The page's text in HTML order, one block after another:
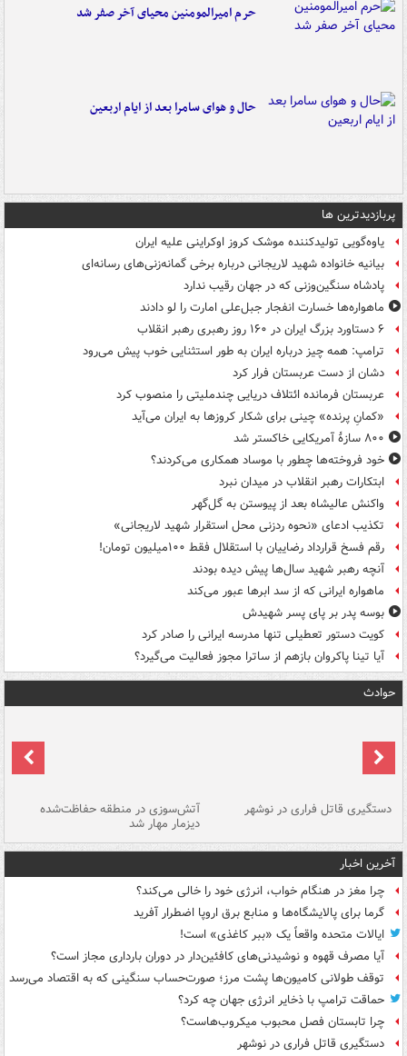
حرم امیرالمومنین محیای آخر صفر شد
حال و هوای سامرا بعد از ایام اربعین
پربازدیدترین ها
یاوه‌گویی تولیدکننده موشک کروز اوکراینی علیه ایران
بیانیه خانواده شهید لاریجانی درباره برخی گمانه‌زنی‌های رسانه‌ای
پادشاه سنگین‌وزنی که در جهان رقیب ندارد
ماهواره‌ها خسارت انفجار جبل‌علی امارت را لو دادند
۶ دستاورد بزرگ ایران در ۱۶۰ روز رهبری رهبر انقلاب
ترامپ: همه چیز درباره ایران به طور استثنایی خوب پیش می‌رود
دشان از دست عربستان فرار کرد
عربستان فرمانده ائتلاف دریایی چندملیتی را منصوب کرد
«کمانِ پرنده» چینی برای شکار کروزها به ایران می‌آید
۸۰۰ سازۀ آمریکایی خاکستر شد
خود فروخته‌ها چطور با موساد همکاری می‌کردند؟
ابتکارات رهبر انقلاب در میدان نبرد
واکنش عالیشاه بعد از پیوستن به گل‌گهر
تکذیب ادعای «نحوه ردزنی محل استقرار شهید لاریجانی»
رقم فسخ قرارداد رضاییان با استقلال فقط ۱۰۰میلیون تومان!
آنچه رهبر شهید سال‌ها پیش دیده بودند
ماهواره ایرانی که از سد ابرها عبور می‌کند
بوسه‌ پدر بر پای پسر شهیدش
کویت دستور تعطیلی تنها مدرسه ایرانی را صادر کرد
آیا تینا پاکروان بازهم از ساترا مجوز فعالیت می‌گیرد؟
حوادث
دستگیری قاتل فراری در نوشهر آتش‌سوزی در منطقه حفاظت‌شده
دیزمار مهار شد
آخرین اخبار
چرا مغز در هنگام خواب، انرژی خود را خالی می‌کند؟
گرما برای پالایشگاه‌ها و منابع برق اروپا اضطرار آفرید
ایالات متحده واقعاً یک «ببر کاغذی» است!
آیا مصرف قهوه و نوشیدنی‌های کافئین‌دار در دوران بارداری مجاز است؟
توقف طولانی کامیون‌ها پشت مرز؛ صورت‌حساب سنگینی که به اقتصاد می‌رسد
حماقت ترامپ با ذخایر انرژی جهان چه کرد؟
چرا تابستان فصل محبوب میکروب‌هاست؟
دستگیری قاتل فراری در نوشهر